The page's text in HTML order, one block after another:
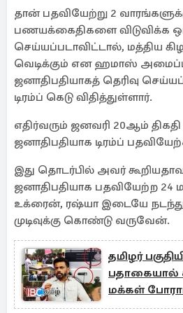
தான் பதவியேற்று 2
பணயக்கைதிகளை விடுவிக்க
செய்யப்படாவிட்டால், மத்திய
வெடிக்கும் என ஹமாஸ்
ஜனாதிபதியாகத் தெரிவு
டிரம்ப் கெடு விதித்துள்ளார்.
எதிர்வரும் ஜனவரி 20ஆம்
ஜனாதிபதியாக டிரம்ப்
இது தொடர்பில் அவர்
ஜனாதிபதியாக பதவியேற்ற 24
உக்ரைன், ரஷ்யா இடையே
முடிவுக்கு கொண்டு வருவேன்.
தமிழர்
பதாகையால்
மக்கள்